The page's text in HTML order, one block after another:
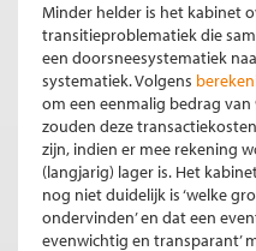
Minder helder is het kabinet
transitieproblematiek die
een doorsneesystematiek
systematiek. Volgens
om een eenmalig bedrag
zouden deze
zijn, indien er mee rekening
(langjarig) lager is. Het
nog niet duidelijk is ‘welke
ondervinden’ en dat een
evenwichtig en transparant’